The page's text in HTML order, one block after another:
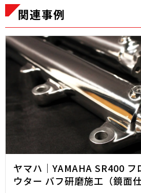
関連事例
ヤマハ｜YAMAHA SR400
ウター バフ研磨施工（鏡面仕